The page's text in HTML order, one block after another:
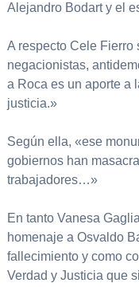
Alejandro Bodart y el
A respecto Cele Fierro
negacionistas,
a Roca es un aporte a
justicia.»
Según ella, «ese
gobiernos han
trabajadores…»
En tanto Vanesa
homenaje a Osvaldo
fallecimiento y como
Verdad y Justicia que